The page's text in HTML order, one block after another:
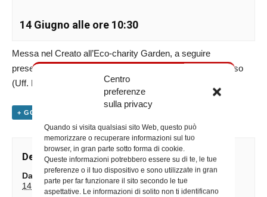
Centro
preferenze
sulla privacy
Quando si visita qualsiasi sito Web, questo può
memorizzare o recuperare informazioni sul tuo
browser, in gran parte sotto forma di cookie.
Queste informazioni potrebbero essere su di te, le tue
preferenze o il tuo dispositivo e sono utilizzate in gran
parte per far funzionare il sito secondo le tue
aspettative. Le informazioni di solito non ti identificano
14 Giugno alle ore 10:30
Messa nel Creato all’Eco-charity Garden, a seguire
presentazione del libro “Foto Lodando” di Anna Rita Lorusso
(Uff. Past. sociale)
+ GOOGLE CALENDAR
Dettagli
Data:
14 Giugno